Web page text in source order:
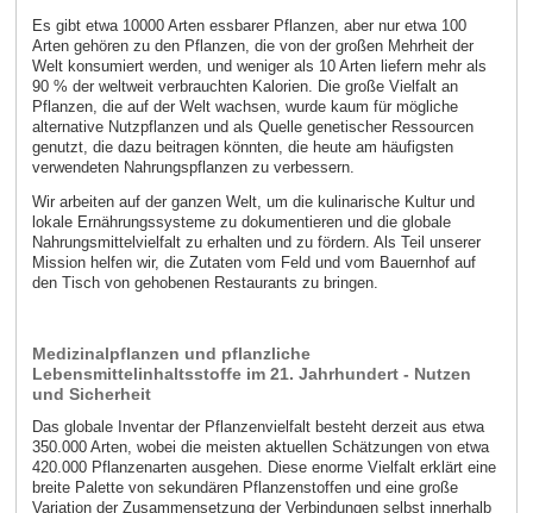
Es gibt etwa 10000 Arten essbarer Pflanzen, aber nur etwa 100
Arten gehören zu den Pflanzen, die von der großen Mehrheit der
Welt konsumiert werden, und weniger als 10 Arten liefern mehr als
90 % der weltweit verbrauchten Kalorien. Die große Vielfalt an
Pflanzen, die auf der Welt wachsen, wurde kaum für mögliche
alternative Nutzpflanzen und als Quelle genetischer Ressourcen
genutzt, die dazu beitragen könnten, die heute am häufigsten
verwendeten Nahrungspflanzen zu verbessern.
Wir arbeiten auf der ganzen Welt, um die kulinarische Kultur und
lokale Ernährungssysteme zu dokumentieren und die globale
Nahrungsmittelvielfalt zu erhalten und zu fördern. Als Teil unserer
Mission helfen wir, die Zutaten vom Feld und vom Bauernhof auf
den Tisch von gehobenen Restaurants zu bringen.
Medizinalpflanzen und pflanzliche
Lebensmittelinhaltsstoffe im 21. Jahrhundert - Nutzen
und Sicherheit
Das globale Inventar der Pflanzenvielfalt besteht derzeit aus etwa
350.000 Arten, wobei die meisten aktuellen Schätzungen von etwa
420.000 Pflanzenarten ausgehen. Diese enorme Vielfalt erklärt eine
breite Palette von sekundären Pflanzenstoffen und eine große
Variation der Zusammensetzung der Verbindungen selbst innerhalb